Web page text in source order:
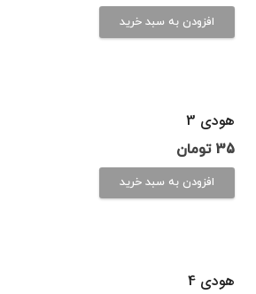
افزودن به سبد خرید
هودی 3
35 تومان
افزودن به سبد خرید
هودی 4